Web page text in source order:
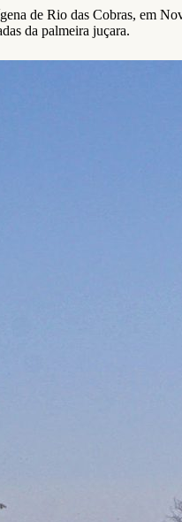
de Rio das Cobras, em
da palmeira juçara.